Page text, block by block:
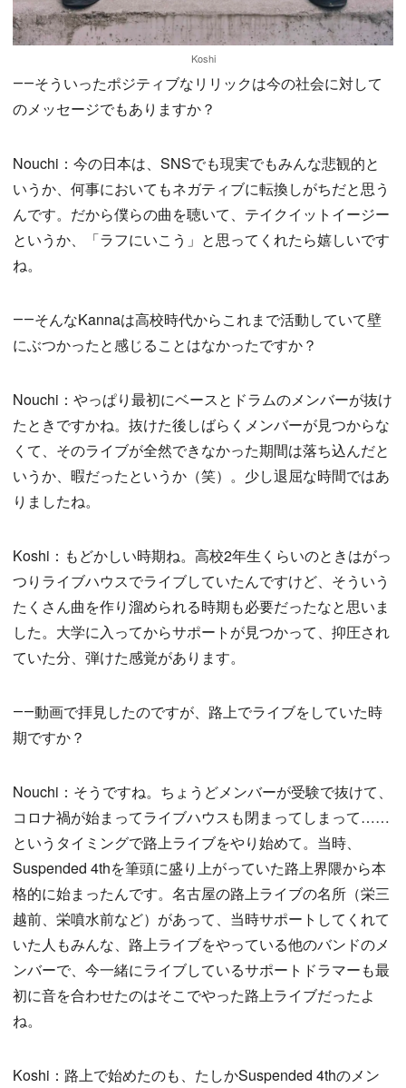
Koshi
――そういったポジティブなリリックは今の社会に対して
のメッセージでもありますか？
Nouchi：今の日本は、SNSでも現実でもみんな悲観的と
いうか、何事においてもネガティブに転換しがちだと思う
んです。だから僕らの曲を聴いて、テイクイットイージー
というか、「ラフにいこう」と思ってくれたら嬉しいです
ね。
――そんなKannaは高校時代からこれまで活動していて壁
にぶつかったと感じることはなかったですか？
Nouchi：やっぱり最初にベースとドラムのメンバーが抜け
たときですかね。抜けた後しばらくメンバーが見つからな
くて、そのライブが全然できなかった期間は落ち込んだと
いうか、暇だったというか（笑）。少し退屈な時間ではあ
りましたね。
Koshi：もどかしい時期ね。高校2年生くらいのときはがっ
つりライブハウスでライブしていたんですけど、そういう
たくさん曲を作り溜められる時期も必要だったなと思いま
した。大学に入ってからサポートが見つかって、抑圧され
ていた分、弾けた感覚があります。
――動画で拝見したのですが、路上でライブをしていた時
期ですか？
Nouchi：そうですね。ちょうどメンバーが受験で抜けて、
コロナ禍が始まってライブハウスも閉まってしまって……
というタイミングで路上ライブをやり始めて。当時、
Suspended 4thを筆頭に盛り上がっていた路上界隈から本
格的に始まったんです。名古屋の路上ライブの名所（栄三
越前、栄噴水前など）があって、当時サポートしてくれて
いた人もみんな、路上ライブをやっている他のバンドのメ
ンバーで、今一緒にライブしているサポートドラマーも最
初に音を合わせたのはそこでやった路上ライブだったよ
ね。
Koshi：路上で始めたのも、たしかSuspended 4thのメン